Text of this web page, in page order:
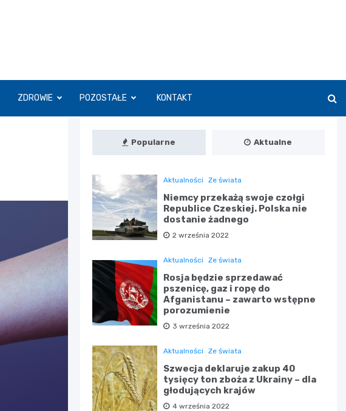
ZDROWIE POZOSTAŁE KONTAKT
Popularne Aktualne
Aktualności Ze świata
Niemcy przekażą swoje czołgi
Republice Czeskiej. Polska nie
dostanie żadnego
2 września 2022
Aktualności Ze świata
Rosja będzie sprzedawać
pszenicę, gaz i ropę do
Afganistanu – zawarto wstępne
porozumienie
3 września 2022
Aktualności Ze świata
Szwecja deklaruje zakup 40
tysięcy ton zboża z Ukrainy – dla
głodujących krajów
4 września 2022